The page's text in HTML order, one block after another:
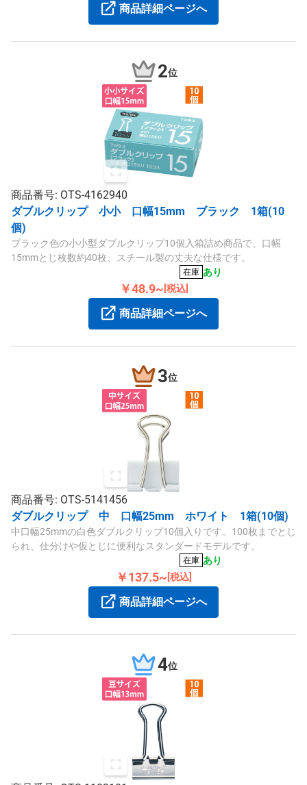
商品詳細ページへ
2位
商品番号: OTS-4162940
ダブルクリップ 小小 口幅15mm ブラック 1箱(10
個)
ブラック色の小小型ダブルクリップ10個入箱詰め商品で、口幅
15mmとじ枚数約40枚、スチール製の丈夫な仕様です。
在庫 あり
￥48.9~ [税込]
商品詳細ページへ
3位
商品番号: OTS-5141456
ダブルクリップ 中 口幅25mm ホワイト 1箱(10個)
中口幅25mmの白色ダブルクリップ10個入りです。100枚までとじ
られ、仕分けや仮とじに便利なスタンダードモデルです。
在庫 あり
￥137.5~ [税込]
商品詳細ページへ
4位